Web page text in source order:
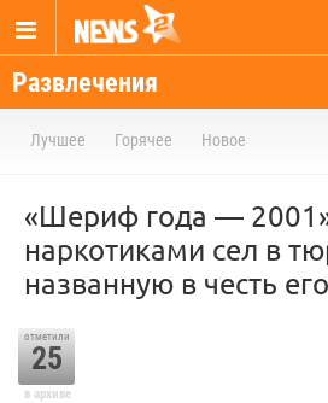
Развлечения
Лучшее Горячее Новое
«Шериф года —
наркотиками сел в
названную в честь его
отметили
25
в архиве